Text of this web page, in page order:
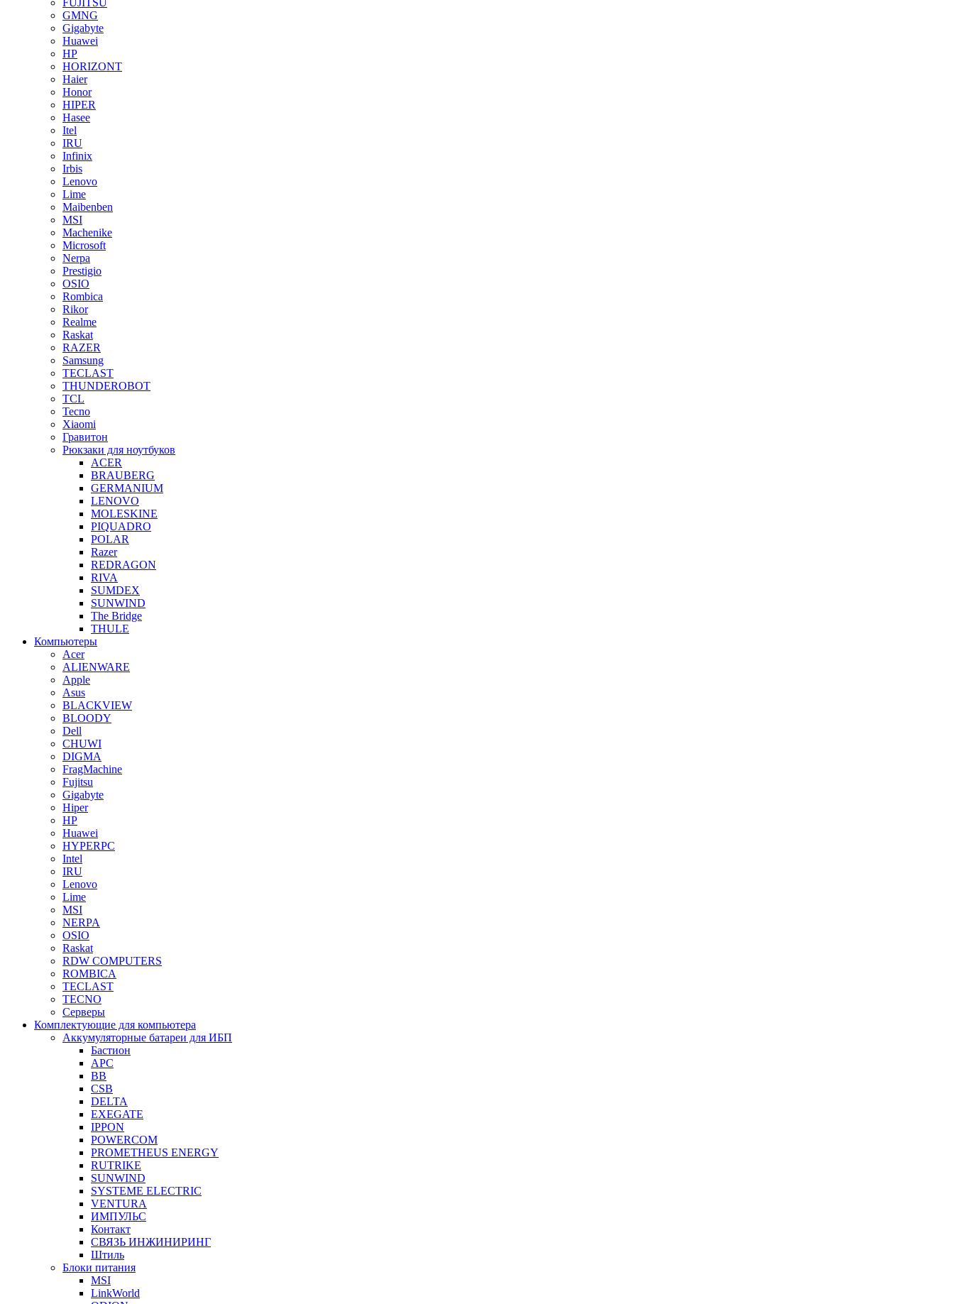
FUJITSU
GMNG
Gigabyte
Huawei
HP
HORIZONT
Haier
Honor
HIPER
Hasee
Itel
IRU
Infinix
Irbis
Lenovo
Lime
Maibenben
MSI
Machenike
Microsoft
Nerpa
Prestigio
OSIO
Rombica
Rikor
Realme
Raskat
RAZER
Samsung
TECLAST
THUNDEROBOT
TCL
Tecno
Xiaomi
Гравитон
Рюкзаки для ноутбуков
ACER
BRAUBERG
GERMANIUM
LENOVO
MOLESKINE
PIQUADRO
POLAR
Razer
REDRAGON
RIVA
SUMDEX
SUNWIND
The Bridge
THULE
Компьютеры
Acer
ALIENWARE
Apple
Asus
BLACKVIEW
BLOODY
Dell
CHUWI
DIGMA
FragMachine
Fujitsu
Gigabyte
Hiper
HP
Huawei
HYPERPC
Intel
IRU
Lenovo
Lime
MSI
NERPA
OSIO
Raskat
RDW COMPUTERS
ROMBICA
TECLAST
TECNO
Серверы
Комплектующие для компьютера
Аккумуляторные батареи для ИБП
Бастион
APC
BB
CSB
DELTA
EXEGATE
IPPON
POWERCOM
PROMETHEUS ENERGY
RUTRIKE
SUNWIND
SYSTEME ELECTRIC
VENTURA
ИМПУЛЬС
Контакт
СВЯЗЬ ИНЖИНИРИНГ
Штиль
Блоки питания
MSI
LinkWorld